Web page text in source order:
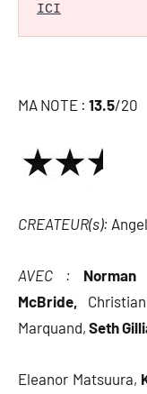
ICI
MA NOTE : 13.5/20
CREATEUR(s):
AVEC : Norman
McBride,
Marquand, Seth
Eleanor Matsuura,